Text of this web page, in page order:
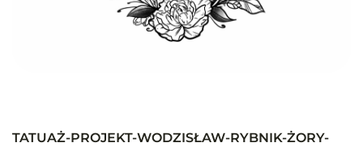
TATUAŻ-PROJEKT-WODZISŁAW-RYBNIK-ŻORY-